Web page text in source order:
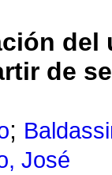
de
;
José